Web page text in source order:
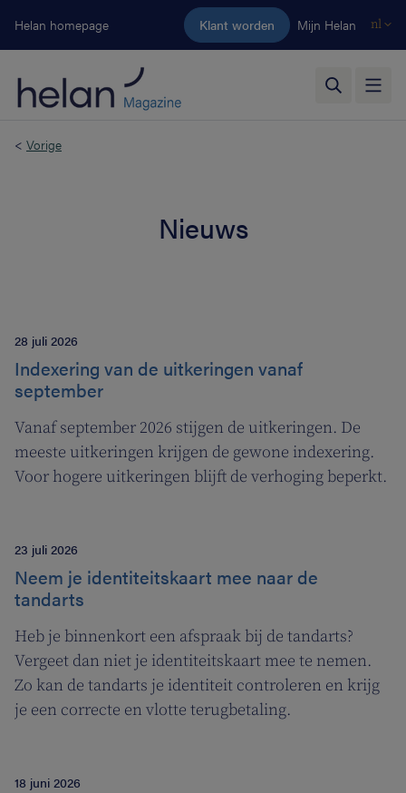
Ga naar de hoofdinhoud
Helan homepage Klant worden Mijn Helan nl
< Vorige
Nieuws
28 juli 2026
Indexering van de uitkeringen vanaf
september
Vanaf september 2026 stijgen de uitkeringen. De
meeste uitkeringen krijgen de gewone indexering.
Voor hogere uitkeringen blijft de verhoging beperkt.
23 juli 2026
Neem je identiteitskaart mee naar de
tandarts
Heb je binnenkort een afspraak bij de tandarts?
Vergeet dan niet je identiteitskaart mee te nemen.
Zo kan de tandarts je identiteit controleren en krijg
je een correcte en vlotte terugbetaling.
18 juni 2026